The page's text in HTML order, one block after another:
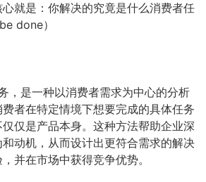
就是：你解决的究竟是什么消费者任
done）
，是一种以消费者需求为中心的分析
者在特定情境下想要完成的具体任务
仅是产品本身。这种方法帮助企业深
动机，从而设计出更符合需求的解决
并在市场中获得竞争优势。